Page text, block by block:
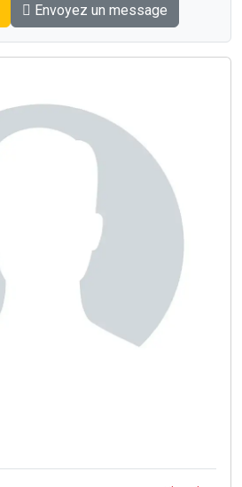
Envoyez un message